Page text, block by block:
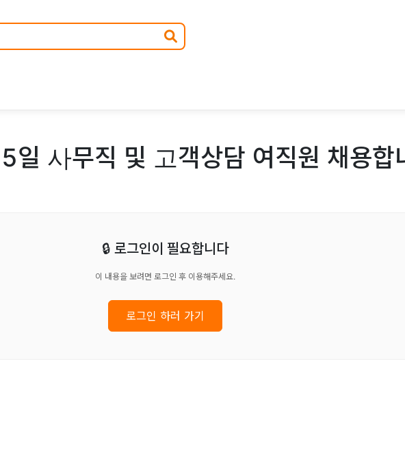
일 사무직 및 고객상담 여직원 채용합
🔒 로그인이 필요합니다
이 내용을 보려면 로그인 후 이용해주세요.
로그인 하러 가기